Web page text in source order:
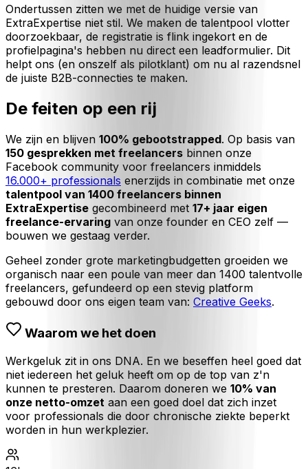
Ondertussen zitten we met de huidige versie van
ExtraExpertise niet stil. We maken de talentpool vlotter
doorzoekbaar, de registratie is flink ingekort en de
profielpagina's hebben nu direct een leadformulier. Dit
helpt ons (en onszelf als pilotklant) om nu al razendsnel
de juiste B2B-connecties te maken.
De feiten op een rij
We zijn en blijven 100% gebootstrapped. Op basis van
150 gesprekken met freelancers binnen onze
Facebook community voor freelancers inmiddels
16.000+ professionals enerzijds in combinatie met onze
talentpool van 1400 freelancers binnen
ExtraExpertise gecombineerd met 17+ jaar eigen
freelance-ervaring van onze founder en CEO zelf —
bouwen we gestaag verder.
Geheel zonder grote marketingbudgetten groeiden we
organisch naar een poule van meer dan 1400 talentvolle
freelancers, gefundeerd op een stevig platform
gebouwd door ons eigen team van: Creative Geeks.
Waarom we het doen
Werkgeluk zit in ons DNA. En we beseffen heel goed dat
niet iedereen het geluk heeft om op de top van z'n
kunnen te presteren. Daarom doneren we 10% van
onze netto-omzet aan een goed doel dat zich inzet
voor professionals die door chronische ziekte beperkt
worden in hun werkplezier.